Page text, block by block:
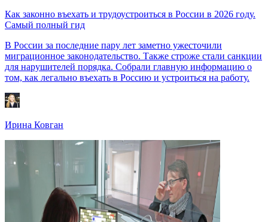
Как законно въехать и трудоустроиться в России в 2026 году.
Самый полный гид
В России за последние пару лет заметно ужесточили
миграционное законодательство. Также строже стали санкции
для нарушителей порядка. Собрали главную информацию о
том, как легально въехать в Россию и устроиться на работу.
Ирина Ковган